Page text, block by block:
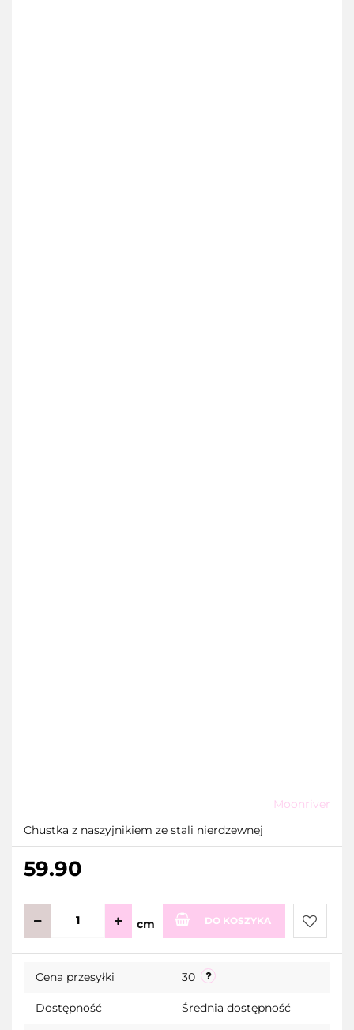
Moonriver
Chustka z naszyjnikiem ze stali nierdzewnej
59.90
cm DO KOSZYKA
Do
Cena przesyłki 30
Dostępność Średnia dostępność